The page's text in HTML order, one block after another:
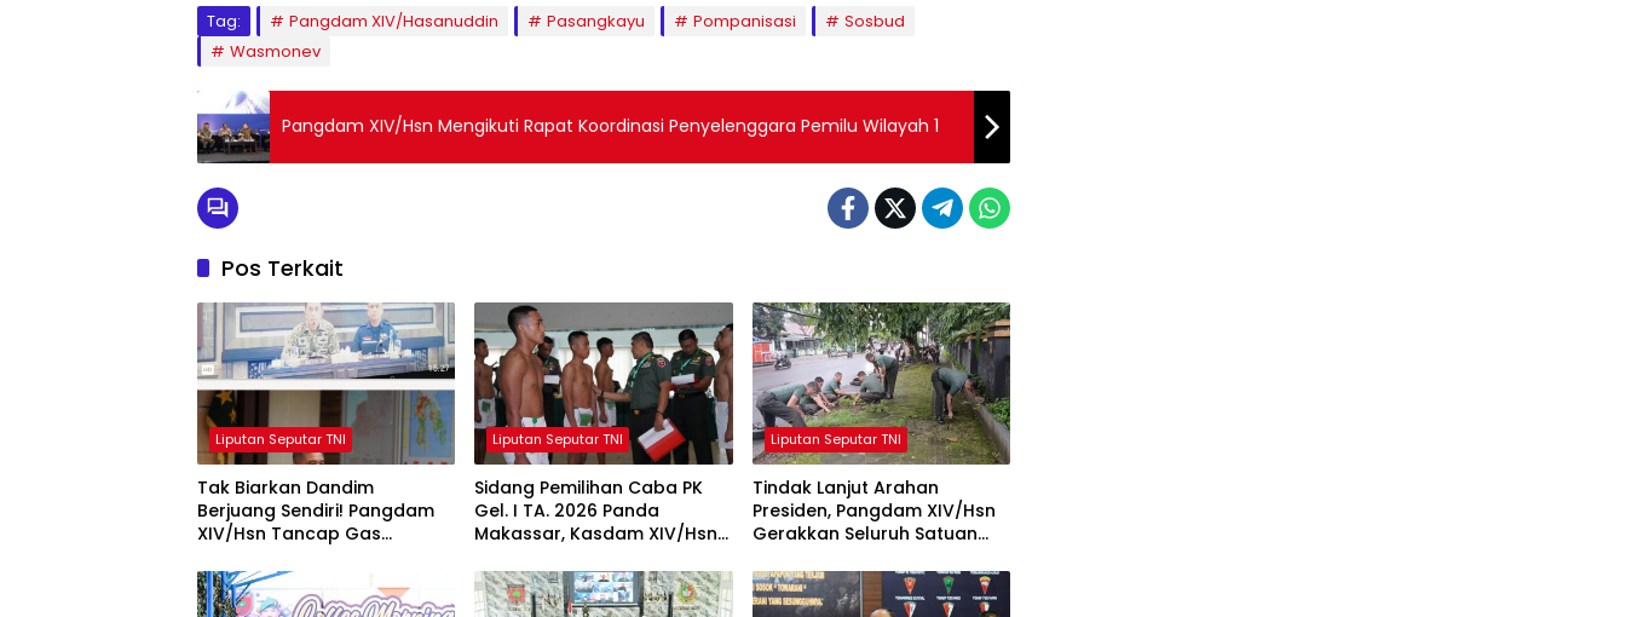
Tag: Pangdam XIV/Hasanuddin Pasangkayu Pompanisasi
Sosbud
Wasmonev
Pangdam XIV/Hsn Mengikuti Rapat Koordinasi Penyelenggara Pemilu Wilayah 1
Pos Terkait
Liputan Seputar TNI
Tak Biarkan Dandim
Berjuang Sendiri! Pangdam
XIV/Hsn Tancap Gas
KDKMP dengan Inovasi
Workshop
Liputan Seputar TNI
Sidang Pemilihan Caba PK
Gel. I TA. 2026 Panda
Makassar, Kasdam XIV/Hsn
dan Objektif
Liputan Seputar TNI
Tindak Lanjut Arahan
Presiden, Pangdam XIV/Hsn
Gerakkan Seluruh Satuan
Lingkungan